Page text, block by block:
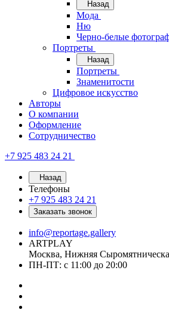
Назад
Мода
Ню
Черно-белые
Портреты
Назад
Портреты
Знаменитости
Цифровое искусство
Авторы
О компании
Оформление
Сотрудничество
+7 925 483 24 21
Назад
Телефоны
+7 925 483 24 21
Заказать звонок
info@reportage.gallery
ARTPLAY
Москва, Нижняя
ПН-ПТ: с 11:00 до 20:00